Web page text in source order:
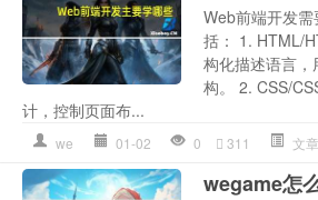
Web前端开发
括： 1. HTML/
构化描述语言
构。 2. CSS/
计，控制页面布...
we 01-02 0 311 文
wegame怎